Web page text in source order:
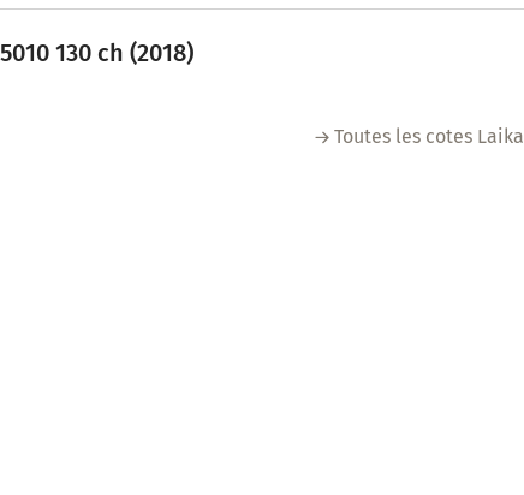
130 ch (2018)
Toutes les cotes Laika